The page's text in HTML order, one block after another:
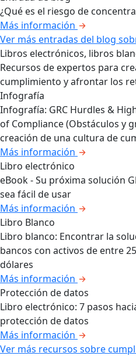
¿Qué es el riesgo de
Más información
Ver más entradas del blog
Libros electrónicos, libros
Recursos de expertos para
cumplimiento y afrontar los
Infografía
Infografía: GRC Hurdles &
of Compliance (Obstáculos y
creación de una cultura de
Más información
Libro electrónico
eBook - Su próxima solución
sea fácil de usar
Más información
Libro Blanco
Libro blanco: Encontrar la
bancos con activos de entre
dólares
Más información
Protección de datos
Libro electrónico: 7 pasos
protección de datos
Más información
Ver más recursos sobre